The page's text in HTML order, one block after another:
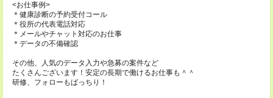
<お仕事例>
＊健康診断の予約受付コール
＊役所の代表電話対応
＊メールやチャット対応のお仕事
＊データの不備確認
その他、人気のデータ入力や急募の案件など
たくさんございます！安定の長期で働けるお仕事も＾＾
研修、フォローもばっちり！